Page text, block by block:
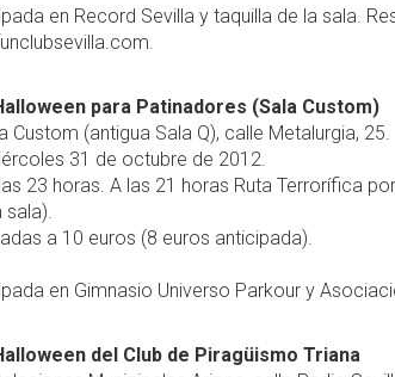
en Record Sevilla y taquilla de la sala.
para Patinadores (Sala Custom)
Custom (antigua Sala Q), calle Metalurgia, 25.
31 de octubre de 2012.
23 horas. A las 21 horas Ruta Terrorífica
sala).
a 10 euros (8 euros anticipada).
en Gimnasio Universo Parkour y
del Club de Piragüismo Triana